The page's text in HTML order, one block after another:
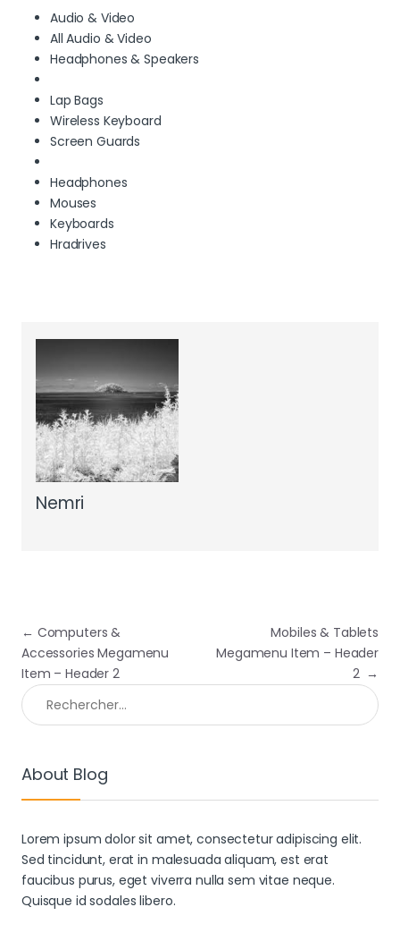
Audio & Video
All Audio & Video
Headphones & Speakers
Lap Bags
Wireless Keyboard
Screen Guards
Headphones
Mouses
Keyboards
Hradrives
Nemri
Navigation de l’article
← Computers &
Accessories Megamenu
Item – Header 2
Mobiles & Tablets
Megamenu Item – Header
2 →
Rechercher :
About Blog
Lorem ipsum dolor sit amet, consectetur adipiscing elit.
Sed tincidunt, erat in malesuada aliquam, est erat
faucibus purus, eget viverra nulla sem vitae neque.
Quisque id sodales libero.